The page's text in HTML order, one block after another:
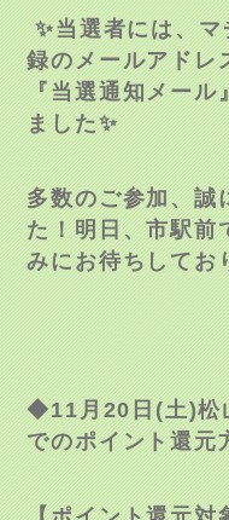
✨当選者には、
録のメールアドレ
『当選通知メール
ました✨
多数のご参加、誠
た！明日、市駅前
みにお待ちして
◆11月20日(土)松
でのポイント還元